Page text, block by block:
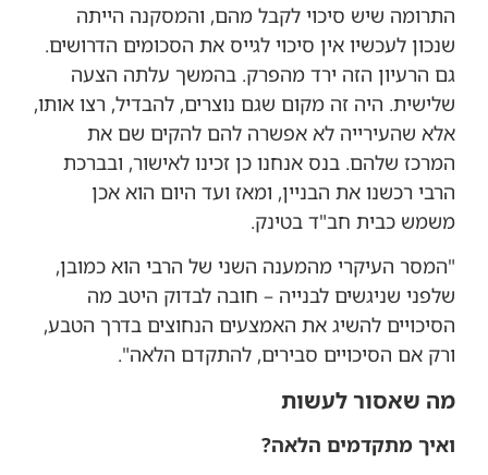
התרומה שיש סיכוי לקבל מהם, והמסקנה הייתה
שנכון לעכשיו אין סיכוי לגייס את הסכומים הדרושים.
גם הרעיון הזה ירד מהפרק. בהמשך עלתה הצעה
שלישית. היה זה מקום שגם נוצרים, להבדיל, רצו אותו,
אלא שהעירייה לא אפשרה להם להקים שם את
המרכז שלהם. בנס אנחנו כן זכינו לאישור, ובברכת
הרבי רכשנו את הבניין, ומאז ועד היום הוא אכן
משמש כבית חב"ד בטינק.
"המסר העיקרי מהמענה השני של הרבי הוא כמובן,
שלפני שניגשים לבנייה – חובה לבדוק היטב מה
הסיכויים להשיג את האמצעים הנחוצים בדרך הטבע,
ורק אם הסיכויים סבירים, להתקדם הלאה".
מה שאסור לעשות
ואיך מתקדמים הלאה?